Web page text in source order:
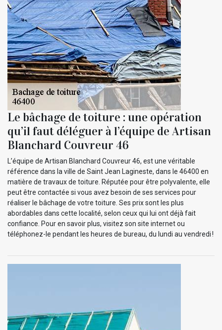
Le bâchage de toiture : une opération
qu’il faut déléguer à l’équipe de Artisan
Blanchard Couvreur 46
L’équipe de Artisan Blanchard Couvreur 46, est une véritable
référence dans la ville de Saint Jean Lagineste, dans le 46400 en
matière de travaux de toiture. Réputée pour être polyvalente, elle
peut être contactée si vous avez besoin de ses services pour
réaliser le bâchage de votre toiture. Ses prix sont les plus
abordables dans cette localité, selon ceux qui lui ont déjà fait
confiance. Pour en savoir plus, visitez son site internet ou
téléphonez-le pendant les heures de bureau, du lundi au vendredi !